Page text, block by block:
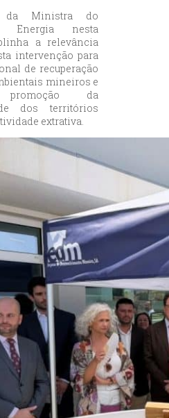
da Ministra do
Energia nesta
a relevância
intervenção para
de recuperação
mineiros e
da
dos territórios
extrativa.